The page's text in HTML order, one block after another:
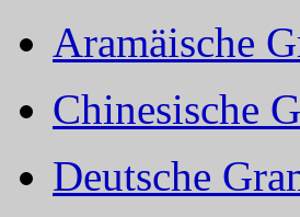
Aramäische
Chinesische
Deutsche